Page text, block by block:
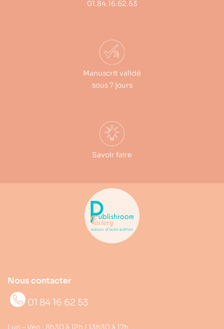
01.84.16.62.53
Manuscrit validé
sous 7 jours
Savoir faire
Nous contacter
01 84 16 62 53
Lun – Ven : 8h30 à 12h / 13h30 à 17h